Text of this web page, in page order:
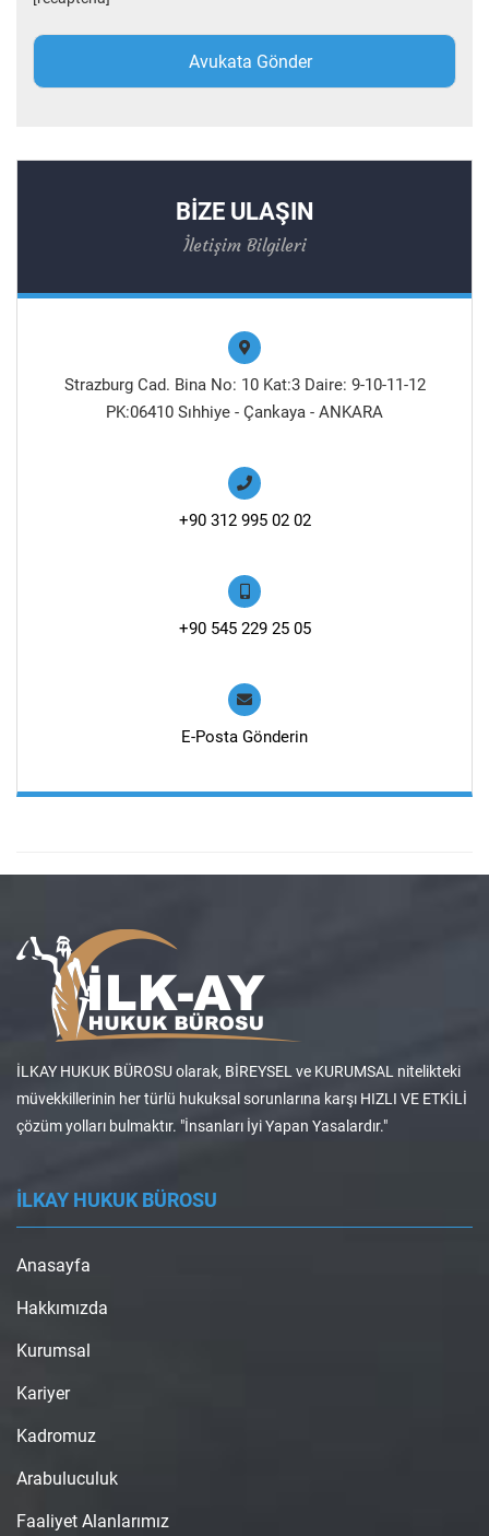
BİZE ULAŞIN
İletişim Bilgileri
Strazburg Cad. Bina No: 10 Kat:3 Daire: 9-10-11-12
PK:06410 Sıhhiye - Çankaya - ANKARA
+90 312 995 02 02
+90 545 229 25 05
E-Posta Gönderin
İLKAY HUKUK BÜROSU olarak, BİREYSEL ve KURUMSAL nitelikteki
müvekkillerinin her türlü hukuksal sorunlarına karşı HIZLI VE ETKİLİ
çözüm yolları bulmaktır. "İnsanları İyi Yapan Yasalardır."
İLKAY HUKUK BÜROSU
Anasayfa
Hakkımızda
Kurumsal
Kariyer
Kadromuz
Arabuluculuk
Faaliyet Alanlarımız